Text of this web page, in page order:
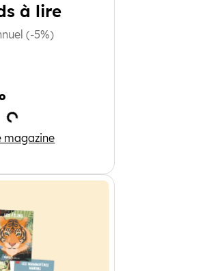
à lire
(-5%)
Chargement
magazine
J'apprends à lire